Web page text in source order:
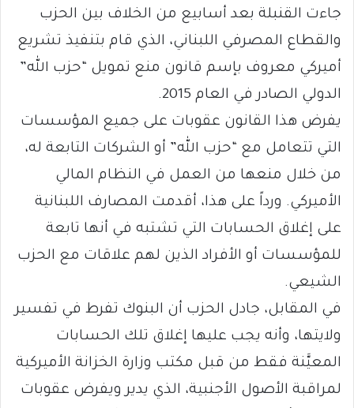
جاءت القنبلة بعد أسابيع من الخلاف بين الحزب
والقطاع المصرفي اللبناني، الذي قام بتنفيذ تشريع
أميركي معروف بإسم قانون منع تمويل “حزب الله”
الدولي الصادر في العام 2015.
يفرض هذا القانون عقوبات على جميع المؤسسات
التي تتعامل مع “حزب الله” أو الشركات التابعة له،
من خلال منعها من العمل في النظام المالي
الأميركي. ورداً على هذا، أقدمت المصارف اللبنانية
على إغلاق الحسابات التي تشتبه في أنها تابعة
للمؤسسات أو الأفراد الذين لهم علاقات مع الحزب
الشيعي.
في المقابل، جادل الحزب أن البنوك تفرط في تفسير
ولايتها، وأنه يجب عليها إغلاق تلك الحسابات
المعيَّنة فقط من قبل مكتب وزارة الخزانة الأميركية
لمراقبة الأصول الأجنبية، الذي يدير ويفرض عقوبات